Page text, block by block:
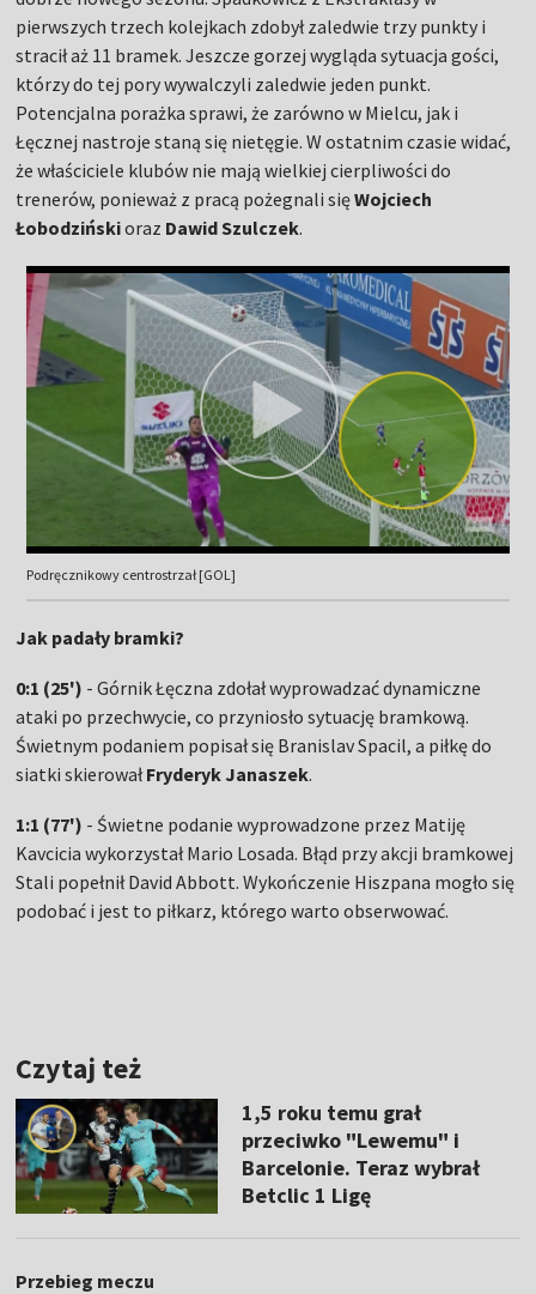
pierwszych trzech kolejkach zdobył zaledwie trzy punkty i
stracił aż 11 bramek. Jeszcze gorzej wygląda sytuacja gości,
którzy do tej pory wywalczyli zaledwie jeden punkt.
Potencjalna porażka sprawi, że zarówno w Mielcu, jak i
Łęcznej nastroje staną się nietęgie. W ostatnim czasie widać,
że właściciele klubów nie mają wielkiej cierpliwości do
trenerów, ponieważ z pracą pożegnali sięWojciech
Łobodzińskioraz Dawid Szulczek.
Podręcznikowy centrostrzał [GOL]
Jak padały bramki?
0:1 (25') - Górnik Łęczna zdołał wyprowadzać dynamiczne
ataki po przechwycie, co przyniosło sytuację bramkową.
Świetnym podaniem popisał się Branislav Spacil, a piłkę do
siatki skierowałFryderyk Janaszek.
1:1 (77') - Świetne podanie wyprowadzone przez Matiję
Kavcicia wykorzystał Mario Losada. Błąd przy akcji bramkowej
Stali popełnił David Abbott. Wykończenie Hiszpana mogło się
podobać i jest to piłkarz, którego warto obserwować.
Czytaj też
1,5 roku temu grał
przeciwko "Lewemu" i
Barcelonie. Teraz wybrał
Betclic 1 Ligę
Przebieg meczu